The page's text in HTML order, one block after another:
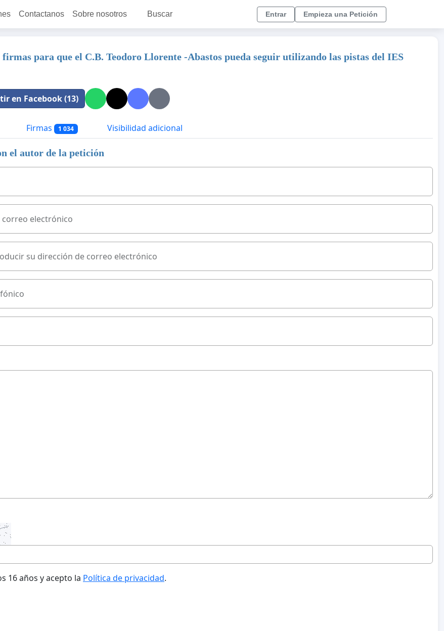
Contactanos Sobre nosotros Buscar Entrar Empieza una Petición
firmas para que el C.B. Teodoro Llorente -Abastos pueda seguir utilizando las pistas del IES
en Facebook (13)
Firmas 1 034 Visibilidad adicional
el autor de la petición
correo electrónico
su dirección de correo electrónico
16 años y acepto la Política de privacidad.